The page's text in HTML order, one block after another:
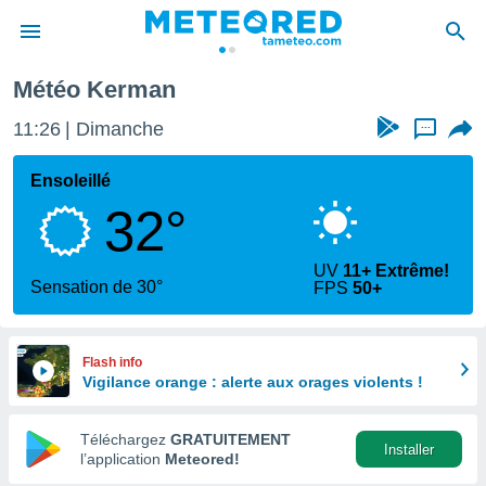
de
Météo Kerman
11:26 Dimanche ...
Ensoleillé
32°
Sensation de 30°
UV 11+ Extrême!
FPS50+
Flash info
Vigilance orange : alerte aux orages violents !
Téléchargez GRATUITEMENT
l’application Meteored!
Installer